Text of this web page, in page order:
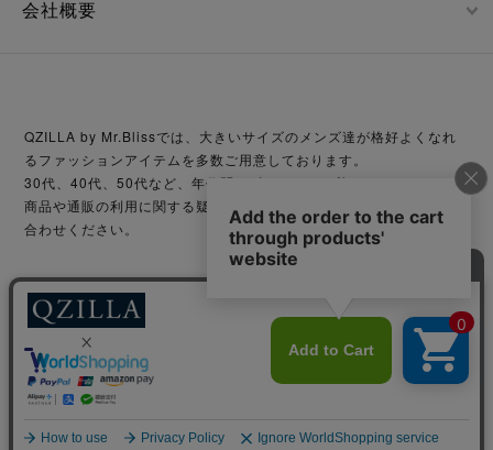
会社概要
QZILLA by Mr.Blissでは、大きいサイズのメンズ達が格好よくなれ
るファッションアイテムを多数ご用意しております。
30代、40代、50代など、年代問わずどなたでも着こなせます。
商品や通販の利用に関する疑問等がございましたら、お気軽にお問い
合わせください。